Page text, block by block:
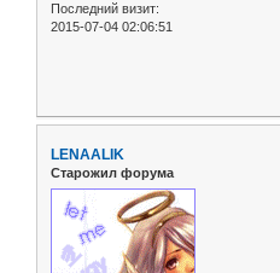
Последний визит:
2015-07-04 02:06:51
LENAALIK
Старожил форума